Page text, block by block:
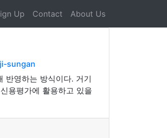
Up Contact About Us
sungan
반영하는 방식이다. 거기
용평가에 활용하고 있을